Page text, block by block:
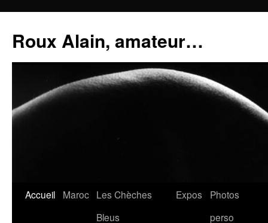
contenu
Roux Alain, amateur…
Accueil Maroc Les Chèches
Bleus
Expos
Photos
perso